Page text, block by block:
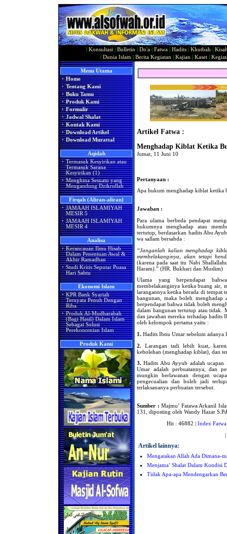
Konsultasi Bulletin Do'a Fatwa Hadits Khutbah
Dunia Islam Berita Kegiatan Kajian Kaset|
Menu Utama
· Home
· Tentang Kami
· Buku Tamu
· Produk Kami
· Formulir
· Jadwal Shalat
· Kontak Kami
· Download Artikel
· Download Murattal
Aqidah
· Termasuk Kesyirikan atau
Termasuk Sarana
Kesyirikan (1)
· Menghina Sesuatu yang
Mengandung Dzikrullah
Firqah (Aliran-aliran)
· JAMAAH ISLAMIYAH
MESIR 5
· JAMAAH ISLAMIYAH
MESIR 4
Analisa
· Kerancauan Ilmu Hisab
Dalam Penentuan Awal &
Akhir Ramadhan
· Studi Kritis Seputar Puasa
Hari Sabtu
Ekonomi Islam
· KPR Bank Syariah
Ternyata Penuh Dengan
Riba
· Produk Al-Mudharabah
(Bagi Hasil) Dalam Islam
Sebagai Solusi
Perekonomian Islam
Produk Kami
Artikel Fatwa :
Menghadap Kiblat Ketika
Jumat, 11 Juni 10
Pertanyaan :
Apa hukum menghadap kiblat ketika
Jawaban :
Para ulama berbeda pendapat
hukumnya menghadap atau
tertutup, berdasarkan hadits Abu
wa sallam bersabda :
“Janganlah kalian menghadap
membelakanginya, akan tetapi
(karena pada saat itu Nabi
Haram).” (HR. Bukhari dan Muslim)
Ulama yang berpendapat
membelakanginya ketika buang air,
larangannya ketika berada di tempat
bangunan, maka boleh menghadap
berpendapat bahwa tidak boleh
dalam bangunan tertutup atau tidak.
dan jawaban mereka terhadap hadits
oleh kelompok pertama yaitu :
1. Hadits Ibnu Umar sebelum adanya
2. Larangan tadi lebih kuat,
kebolehan (menghadap kiblat), dan
3. Hadits Abu Ayyub adalah
Umar adalah perbuatannya, dan
mungkin berlawanan dengan
pengecualian dan boleh jadi
terlaksananya perbuatan tersebut.
Sumber : Majmu’ Fatawa Arkanil
131, diposting oleh Wandy Hazar
Hit : 46882 | Index Fatwa
|
Artikel lainnya:
Mengatakan Allah Ada Dimana-
Menjama’ Shalat Dalam Kondisi
Tidak Apa-apa Mendengarkan